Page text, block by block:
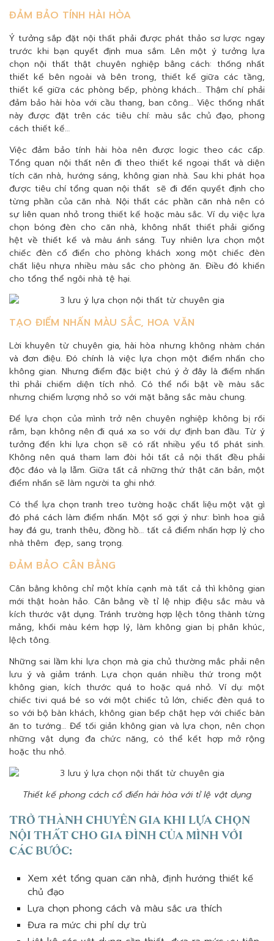
ĐẢM BẢO TÍNH HÀI HÒA
Ý tưởng sắp đặt nội thất phải được phát thảo sơ lược ngay
trước khi bạn quyết định mua sắm. Lên một ý tưởng lựa
chọn nội thất thật chuyên nghiệp bằng cách: thống nhất
thiết kế bên ngoài và bên trong, thiết kế giữa các tầng,
thiết kế giữa các phòng bếp, phòng khách… Thậm chí phải
đảm bảo hài hòa với cầu thang, ban công… Việc thống nhất
này được đặt trên các tiêu chí: màu sắc chủ đạo, phong
cách thiết kế…
Việc đảm bảo tính hài hòa nên được logic theo các cấp.
Tổng quan nội thất nên đi theo thiết kế ngoại thất và diện
tích căn nhà, hướng sáng, không gian nhà. Sau khi phát họa
được tiêu chí tổng quan nội thất sẽ đi đến quyết định cho
từng phần của căn nhà. Nội thất các phần căn nhà nên có
sự liên quan nhỏ trong thiết kế hoặc màu sắc. Ví dụ việc lựa
chọn bóng đèn cho căn nhà, không nhất thiết phải giống
hệt về thiết kế và màu ánh sáng. Tuy nhiên lựa chọn một
chiếc đèn cổ điển cho phòng khách xong một chiếc đèn
chất liệu nhựa nhiều màu sắc cho phòng ăn. Điều đó khiến
cho tổng thể ngôi nhà tệ hại.
TẠO ĐIỂM NHẤN MÀU SẮC, HOA VĂN
Lời khuyên từ chuyên gia, hài hòa nhưng không nhàm chán
và đơn điệu. Đó chính là việc lựa chọn một điểm nhấn cho
không gian. Nhưng điểm đặc biệt chú ý ở đây là điểm nhấn
thì phải chiếm diện tích nhỏ. Có thể nổi bật về màu sắc
nhưng chiếm lượng nhỏ so với mặt bằng sắc màu chung.
Để lựa chọn của mình trở nên chuyên nghiệp không bị rối
rắm, bạn không nên đi quá xa so với dự định ban đầu. Từ ý
tưởng đến khi lựa chọn sẽ có rất nhiều yếu tố phát sinh.
Không nên quá tham lam đòi hỏi tất cả nội thất đều phải
độc đáo và lạ lẫm. Giữa tất cả những thứ thật căn bản, một
điểm nhấn sẽ làm người ta ghi nhớ.
Có thể lựa chọn tranh treo tường hoặc chất liệu một vật gì
đó phá cách làm điểm nhấn. Một số gợi ý như: bình hoa giả
hay đá gu, tranh thêu, đồng hồ… tất cả điểm nhấn hợp lý cho
nhà thêm đẹp, sang trọng.
ĐẢM BẢO CÂN BẰNG
Cân bằng không chỉ một khía cạnh mà tất cả thì không gian
mới thật hoàn hảo. Cân bằng về tỉ lệ nhịp điệu sắc màu và
kích thước vật dụng. Tránh trường hợp lệch tông thành từng
mảng, khối màu kém hợp lý, làm không gian bị phân khúc,
lệch tông.
Những sai lầm khi lựa chọn mà gia chủ thường mắc phải nên
lưu ý và giảm tránh. Lựa chọn quán nhiều thứ trong một
không gian, kích thước quá to hoặc quá nhỏ. Ví dụ: một
chiếc tivi quá bé so với một chiếc tủ lớn, chiếc đèn quá to
so với bộ bàn khách, không gian bếp chật hẹp với chiếc bàn
ăn to tướng… Để tối giản không gian và lựa chọn, nên chọn
những vật dụng đa chức năng, có thể kết hợp mở rộng
hoặc thu nhỏ.
Thiết kế phong cách cổ điển hài hòa với tỉ lệ vật dụng
TRỞ THÀNH CHUYÊN GIA KHI LỰA CHỌN
NỘI THẤT CHO GIA ĐÌNH CỦA MÌNH VỚI
CÁC BƯỚC:
Xem xét tổng quan căn nhà, định hướng thiết kế
chủ đạo
Lựa chọn phong cách và màu sắc ưa thích
Đưa ra mức chi phí dự trù